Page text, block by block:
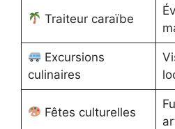
Traiteur caraïbe
Excursions
culinaires
Fêtes culturelles